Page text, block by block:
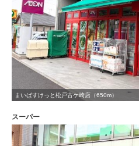
まいばすけっと松戸古ケ崎店（650m）
スーパー